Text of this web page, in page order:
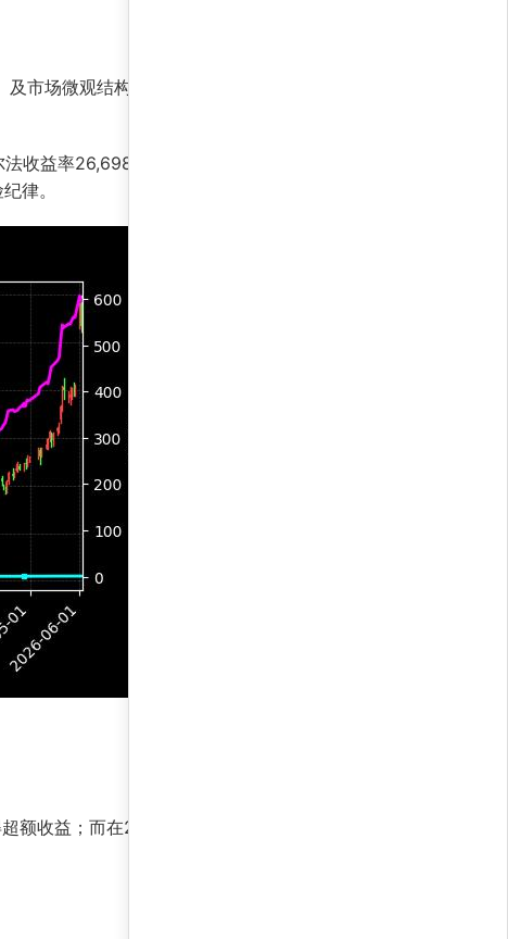
市场微观结构。通过机器学习算法动态调整权
收益率26,698.9%凸显了模型独立于市场方向的
律。
额收益；而在2024年的区间波动中，它利用均值